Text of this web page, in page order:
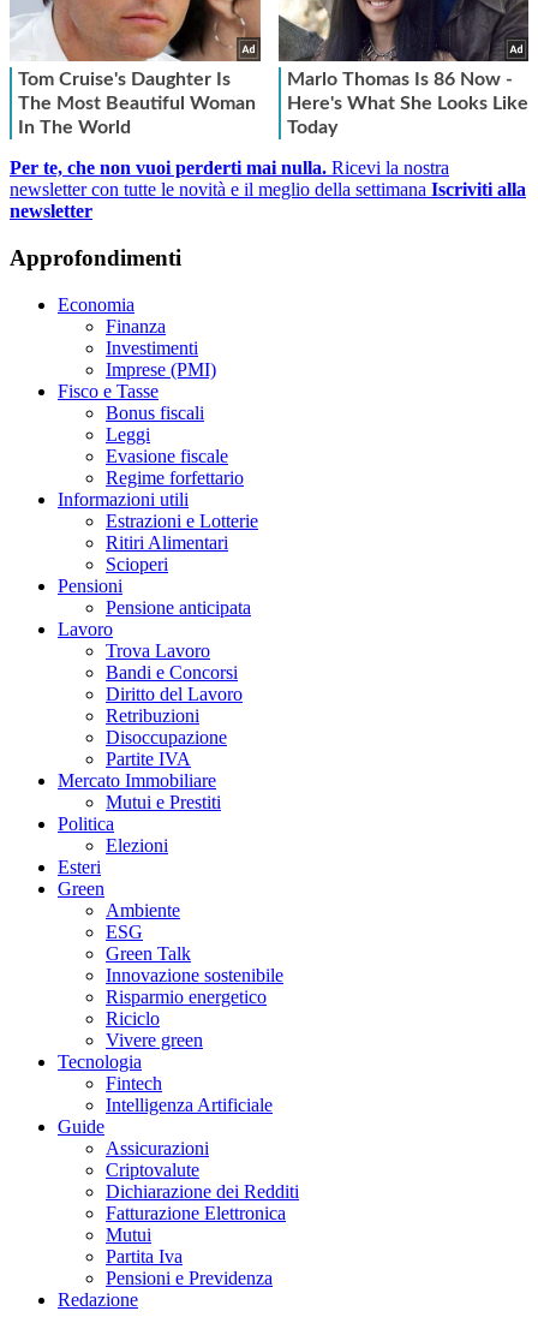
Per te, che non vuoi perderti mai nulla. Ricevi la nostra
newsletter con tutte le novità e il meglio della settimana Iscriviti alla
newsletter
Approfondimenti
Economia
Finanza
Investimenti
Imprese (PMI)
Fisco e Tasse
Bonus fiscali
Leggi
Evasione fiscale
Regime forfettario
Informazioni utili
Estrazioni e Lotterie
Ritiri Alimentari
Scioperi
Pensioni
Pensione anticipata
Lavoro
Trova Lavoro
Bandi e Concorsi
Diritto del Lavoro
Retribuzioni
Disoccupazione
Partite IVA
Mercato Immobiliare
Mutui e Prestiti
Politica
Elezioni
Esteri
Green
Ambiente
ESG
Green Talk
Innovazione sostenibile
Risparmio energetico
Riciclo
Vivere green
Tecnologia
Fintech
Intelligenza Artificiale
Guide
Assicurazioni
Criptovalute
Dichiarazione dei Redditi
Fatturazione Elettronica
Mutui
Partita Iva
Pensioni e Previdenza
Redazione